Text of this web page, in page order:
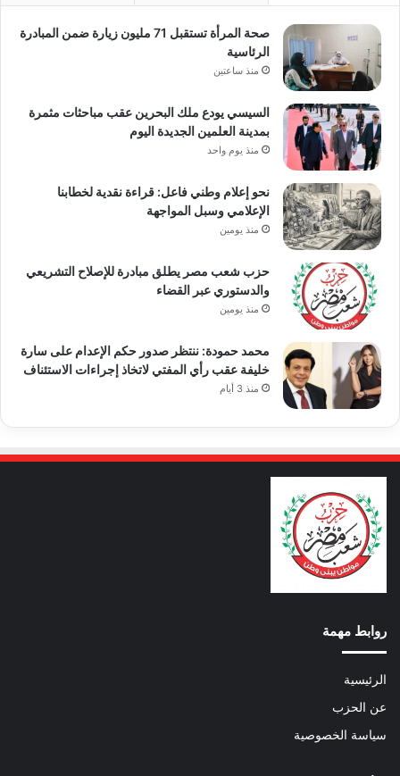
صحة المرأة تستقبل 71 مليون زيارة ضمن المبادرة
الرئاسية
منذ ساعتين
السيسي يودع ملك البحرين عقب مباحثات مثمرة
بمدينة العلمين الجديدة اليوم
منذ يوم واحد
نحو إعلام وطني فاعل: قراءة نقدية لخطابنا
الإعلامي وسبل المواجهة
منذ يومين
حزب شعب مصر يطلق مبادرة للإصلاح التشريعي
والدستوري عبر القضاء
منذ يومين
محمد حمودة: ننتظر صدور حكم الإعدام على سارة
خليفة عقب رأي المفتي لاتخاذ إجراءات الاستئناف
منذ 3 أيام
روابط مهمة
الرئيسية
عن الحزب
سياسة الخصوصية